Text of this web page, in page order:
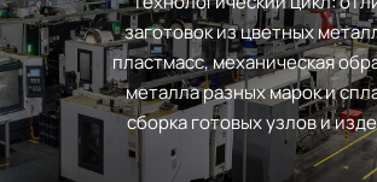
заготовок из цветных
пластмасс, механическая
металла разных марок и
сборка готовых узлов и